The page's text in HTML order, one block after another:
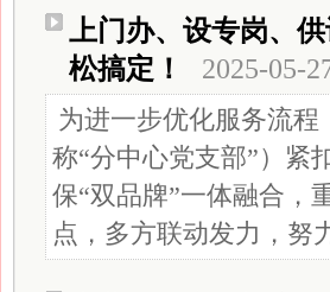
上门办、设专岗、
松搞定！
2025-05-
为进一步优化服务流
称“分中心党支部”）紧
保“双品牌”一体融合，
点，多方联动发力，努